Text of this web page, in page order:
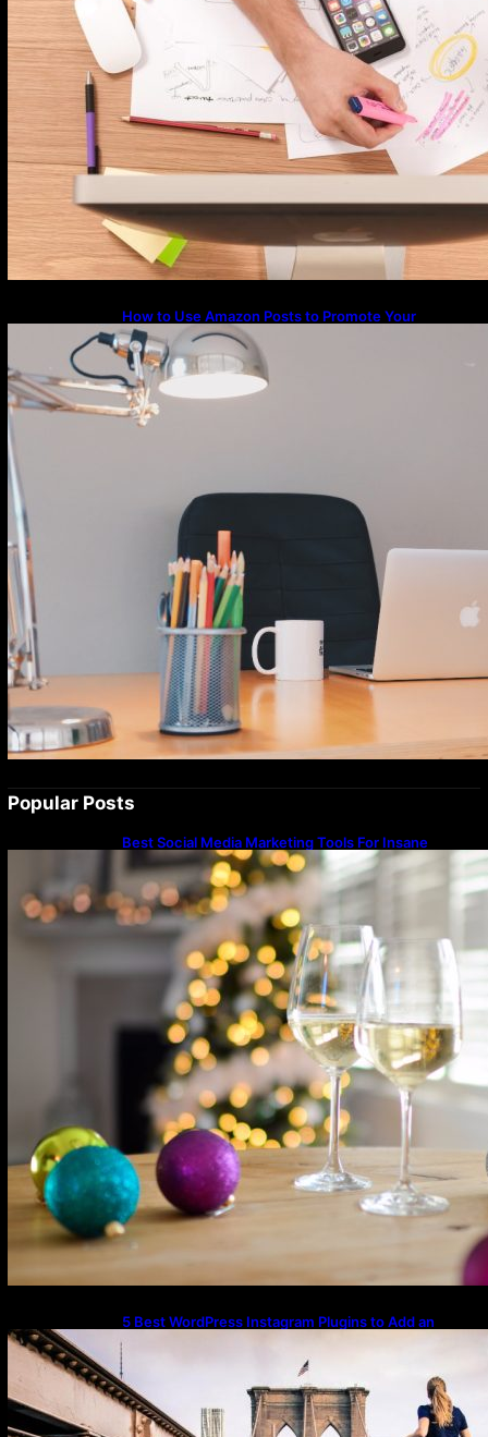
How to Use Amazon Posts to Promote Your
Products
Popular Posts
Best Social Media Marketing Tools For Insane
Engagement
5 Best WordPress Instagram Plugins to Add an
Instagram Feed